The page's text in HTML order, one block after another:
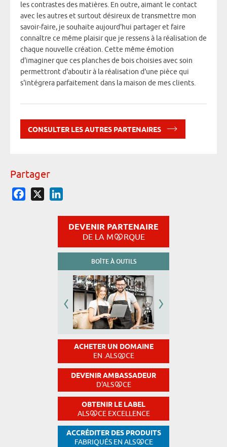
les contrastes des matières. En outre, aimant le contact
avec les autres et surtout désireux de transmettre mon
savoir-faire, je souhaite aujourd'hui partager et faire
connaître ce même plaisir que je ressens à la réalisation de
chaque nouvelle création. Cette même émotion
d'imaginer que ces planches de bois choisies avec soin
permettront d'aboutir à la réalisation d'une pièce qui
s'intégrera parfaitement dans la maison de mes clients.
CONSULTER LES AUTRES PARTENAIRES
Partager
Facebook
DEVENIR PARTENAIRE
DE LA M RQUE
BOÎTE À OUTILS
ACHETER UN DOMAINE
EN .ALS CE
DEVENIR AMBASSADEUR
D'ALS CE
OBTENIR LE LABEL
ALS CE EXCELLENCE
ACCRÉDITER DES PRODUITS
FABRIQUÉS EN ALS CE